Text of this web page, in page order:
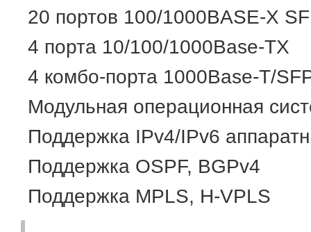
20 портов 100/1000BASE-X
4 порта 10/100/1000Base-TX
4 комбо-порта 1000Base-T/
Модульная операционная
Поддержка IPv4/IPv6
Поддержка OSPF, BGPv4
Поддержка MPLS, H-VPLS